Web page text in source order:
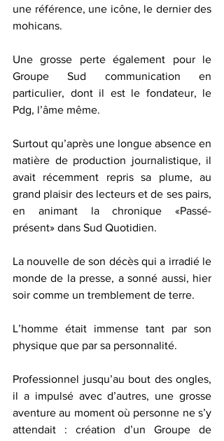
une référence, une icône, le dernier des
mohicans.
Une grosse perte également pour le
Groupe Sud communication en
particulier, dont il est le fondateur, le
Pdg, l’âme même.
Surtout qu’après une longue absence en
matière de production journalistique, il
avait récemment repris sa plume, au
grand plaisir des lecteurs et de ses pairs,
en animant la chronique «Passé-
présent» dans Sud Quotidien.
La nouvelle de son décès qui a irradié le
monde de la presse, a sonné aussi, hier
soir comme un tremblement de terre.
L’homme était immense tant par son
physique que par sa personnalité.
Professionnel jusqu’au bout des ongles,
il a impulsé avec d’autres, une grosse
aventure au moment où personne ne s’y
attendait : création d’un Groupe de